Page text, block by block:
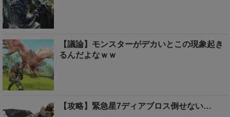
【議論】モンスターがデカいとこの現象起き
るんだよなｗｗ
【攻略】緊急星7ディアブロス倒せない…